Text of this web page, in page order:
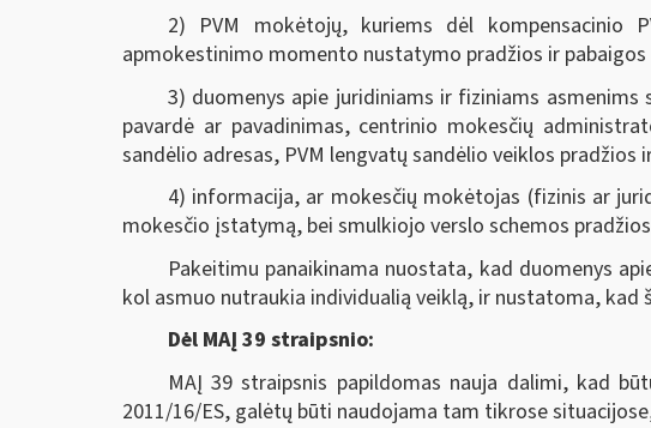
2) PVM mokėtojų, kuriems dėl kompensacinio
apmokestinimo momento nustatymo pradžios ir
3) duomenys apie juridiniams ir fiziniams
pavardė ar pavadinimas, centrinio mokesčių
sandėlio adresas, PVM lengvatų sandėlio veiklos pradžios
4) informacija, ar mokesčių mokėtojas (fizinis ar
mokesčio įstatymą, bei smulkiojo verslo schemos
Pakeitimu panaikinama nuostata, kad duomenys
kol asmuo nutraukia individualią veiklą, ir nustatoma, kad
Dėl MAĮ 39 straipsnio:
MAĮ 39 straipsnis papildomas nauja dalimi, kad
2011/16/ES, galėtų būti naudojama tam tikrose